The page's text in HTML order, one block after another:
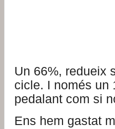
Un 66%, redueix
cicle. I només un
pedalant com si
Ens hem gastat